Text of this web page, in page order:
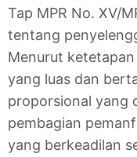
Tap MPR No. XV/
tentang
Menurut
yang luas dan
proporsional yang
pembagian
yang berkeadilan